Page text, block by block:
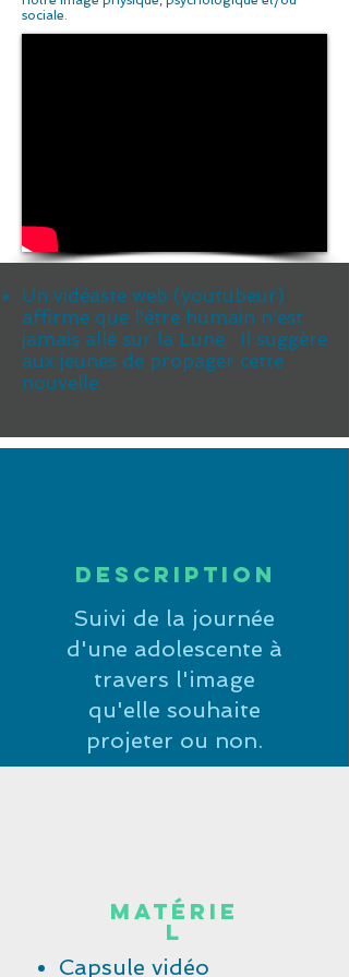
sociale.
Un vidéaste web (youtubeur)
affirme que l'être humain n'est
jamais allé sur la Lune. Il suggère
aux jeunes de propager cette
nouvelle.
Description
Suivi de la journée
d'une adolescente à
travers l'image
qu'elle souhaite
projeter ou non.
Matérie
l
Capsule vidéo​